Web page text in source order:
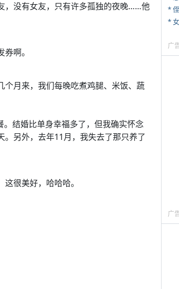
，没有女友，只有许多孤独的夜晚……他
啊。
月来，我们每晚吃煮鸡腿、米饭、蔬
结婚比单身幸福多了，但我确实怀念
另外，去年11月，我失去了那只养了
很美好，哈哈哈。
*
*
广
广